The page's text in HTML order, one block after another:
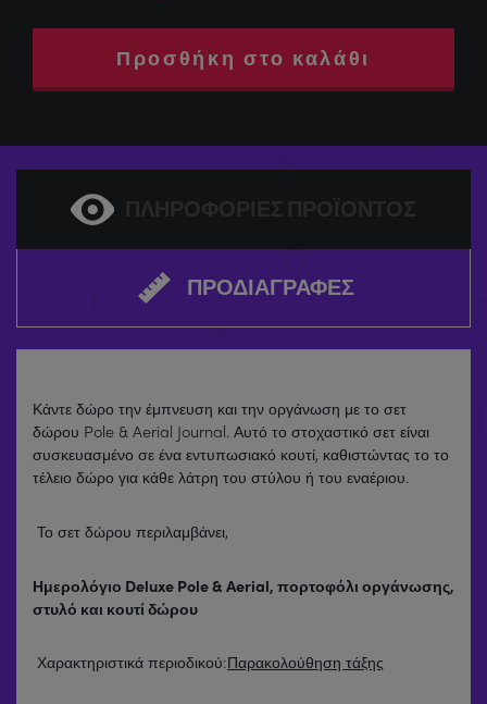
Προσθήκη στο καλάθι
ΠΡΟΔΙΑΓΡΑΦΈΣ
Κάντε δώρο την έμπνευση και την οργάνωση με το σετ
δώρου Pole & Aerial Journal. Αυτό το στοχαστικό σετ είναι
συσκευασμένο σε ένα εντυπωσιακό κουτί, καθιστώντας το το
τέλειο δώρο για κάθε λάτρη του στύλου ή του εναέριου.
Το σετ δώρου περιλαμβάνει,
Ημερολόγιο Deluxe Pole & Aerial, πορτοφόλι οργάνωσης,
στυλό και κουτί δώρου
Χαρακτηριστικά περιοδικού:Παρακολούθηση τάξης